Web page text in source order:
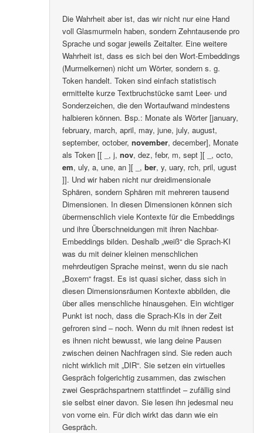
Die Wahrheit aber ist, das wir nicht nur eine Hand
voll Glasmurmeln haben, sondern Zehntausende pro
Sprache und sogar jeweils Zeitalter. Eine weitere
Wahrheit ist, dass es sich bei den Wort-Embeddings
(Murmelkernen) nicht um Wörter, sondern s. g.
Token handelt. Token sind einfach statistisch
ermittelte kurze Textbruchstücke samt Leer- und
Sonderzeichen, die den Wortaufwand mindestens
halbieren können. Bsp.: Monate als Wörter [january,
february, march, april, may, june, july, august,
september, october,november, december], Monate
als Token [[ _, j,nov, dez, febr, m, sept ][ _, octo,
em, uly, a, une, an ][ _,ber, y, uary, rch, pril, ugust
]]. Und wir haben nicht nur dreidimensionale
Sphären, sondern Sphären mit mehreren tausend
Dimensionen. In diesen Dimensionen können sich
übermenschlich viele Kontexte für die Embeddings
und ihre Überschneidungen mit ihren Nachbar-
Embeddings bilden. Deshalb „weiß“ die Sprach-KI
was du mit deiner kleinen menschlichen
mehrdeutigen Sprache meinst, wenn du sie nach
„Boxern“ fragst. Es ist quasi sicher, dass sich in
diesen Dimensionsräumen Kontexte abbilden, die
über alles menschliche hinausgehen. Ein wichtiger
Punkt ist noch, dass die Sprach-KIs in der Zeit
gefroren sind – noch. Wenn du mit ihnen redest ist
es ihnen nicht bewusst, wie lang deine Pausen
zwischen deinen Nachfragen sind. Sie reden auch
nicht wirklich mit „DIR“. Sie setzen ein virtuelles
Gespräch folgerichtig zusammen, das zwischen
zwei Gesprächspartnern stattfindet – zufällig sind
sie selbst einer davon. Sie lesen ihn jedesmal neu
von vorne ein. Für dich wirkt das dann wie ein
Gespräch.